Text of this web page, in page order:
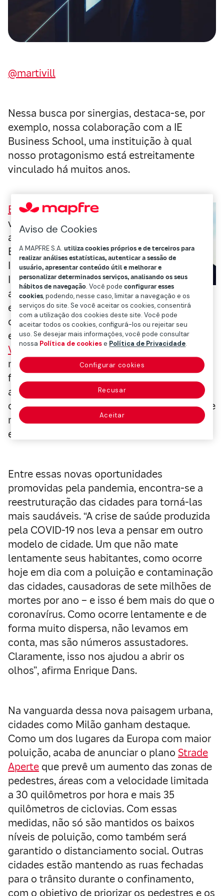
@martivill
Nessa busca por sinergias, destaca-se, por
exemplo, nossa colaboração com a IE
Business School, uma instituição à qual
nosso protagonismo está estreitamente
vinculado há muitos anos.
Enrique Dansé uma das
vozes de referência sobre
assuntos tecnológicos na
Espanha. Professor de
Inovação e Tecnologia na
IE Business School há 30
anos, também presta assessoria a empresas
e colabora com vários meios de
comunicação. De sua posição como
especialista em inovação, em seu livro
Vivendo no futuroantecipava algumas
mudanças com um amplo horizonte, que
foram aceleradas pela pandemia e que
agora parecem quase imediatas. Falamos
com ele sobre essas mudanças a respeito de
mobilidade, meio ambiente, saúde e
educação.
Entre essas novas oportunidades
promovidas pela pandemia, encontra-se a
reestruturação das cidades para torná-las
mais saudáveis. “A crise de saúde produzida
pela COVID-19 nos leva a pensar em outro
modelo de cidade. Um que não mate
lentamente seus habitantes, como ocorre
hoje em dia com a poluição e contaminação
das cidades, causadoras de sete milhões de
mortes por ano – e isso é bem mais do que o
coronavírus. Como ocorre lentamente e de
forma muito dispersa, não levamos em
conta, mas são números assustadores.
Claramente, isso nos ajudou a abrir os
olhos”, afirma Enrique Dans.
Na vanguarda dessa nova paisagem urbana,
cidades como Milão ganham destaque.
Como um dos lugares da Europa com maior
poluição, acaba de anunciar o plano Strade
Aperte que prevê um aumento das zonas de
pedestres, áreas com a velocidade limitada
a 30 quilômetros por hora e mais 35
quilômetros de ciclovias. Com essas
medidas, não só são mantidos os baixos
níveis de poluição, como também será
garantido o distanciamento social. Outras
cidades estão mantendo as ruas fechadas
para o trânsito durante o confinamento,
com o objetivo de priorizar os pedestres e os
Aviso de Cookies
A MAPFRE S.A.utiliza cookies próprios e de terceiros para
realizar análises estatísticas, autenticar a sessão de
usuário, apresentar conteúdo útil e melhorar e
personalizar determinados serviços, analisando os seus
hábitos de navegação. Você podeconfigurar esses
cookies, podendo, nesse caso, limitar a navegação e os
serviços do site. Se você aceitar os cookies, consentirá
com a utilização dos cookies deste site. Você pode
aceitar todos os cookies, configurá-los ou rejeitar seu
uso. Se desejar mais informações, você pode consultar
nossa Política de cookiese Política de Privacidade.
Configurar cookies
Recusar
Aceitar